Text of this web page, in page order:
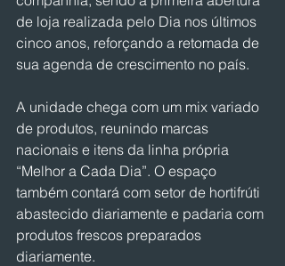
de loja realizada pelo Dia nos últimos
cinco anos, reforçando a retomada de
sua agenda de crescimento no país.
A unidade chega com um mix variado
de produtos, reunindo marcas
nacionais e itens da linha própria
“Melhor a Cada Dia”. O espaço
também contará com setor de hortifrúti
abastecido diariamente e padaria com
produtos frescos preparados
diariamente.